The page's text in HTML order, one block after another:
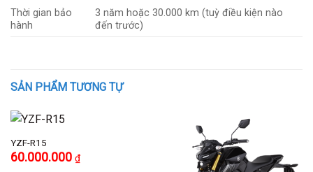
Thời gian bảo
hành
3 năm hoặc 30.000 km (tuỳ điều kiện nào
đến trước)
SẢN PHẨM TƯƠNG TỰ
YZF-R15
Giá
60.000.000 ₫Giá